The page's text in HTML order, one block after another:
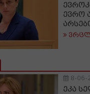
ევრო
8-06-
ეკა